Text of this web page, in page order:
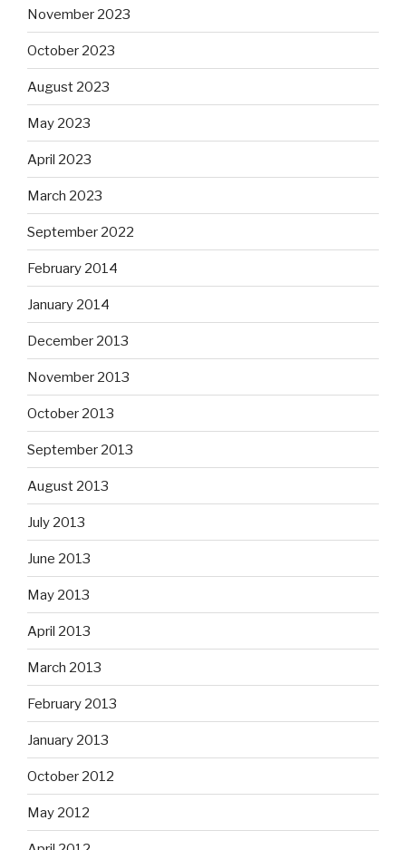
November 2023
October 2023
August 2023
May 2023
April 2023
March 2023
September 2022
February 2014
January 2014
December 2013
November 2013
October 2013
September 2013
August 2013
July 2013
June 2013
May 2013
April 2013
March 2013
February 2013
January 2013
October 2012
May 2012